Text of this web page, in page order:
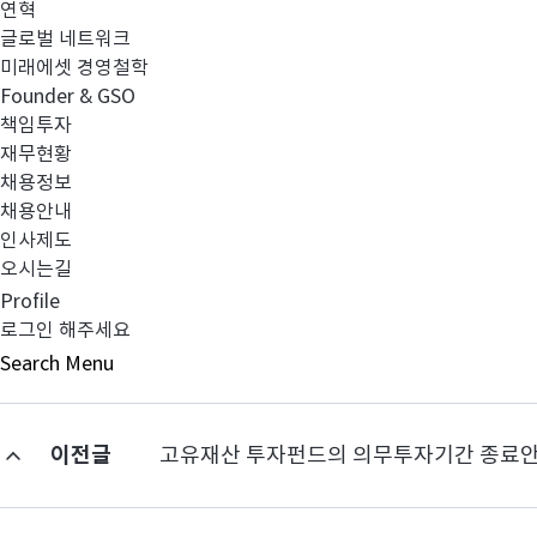
연혁
글로벌 네트워크
미래에셋 경영철학
Founder & GSO
책임투자
재무현황
채용정보
채용안내
인사제도
오시는길
Profile
로그인 해주세요
Search Menu
감사합니다.
이전글 고유재산 투자펀드의 의무투자기간 종료